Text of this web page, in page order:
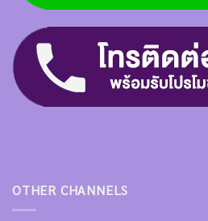
OTHER CHANNELS